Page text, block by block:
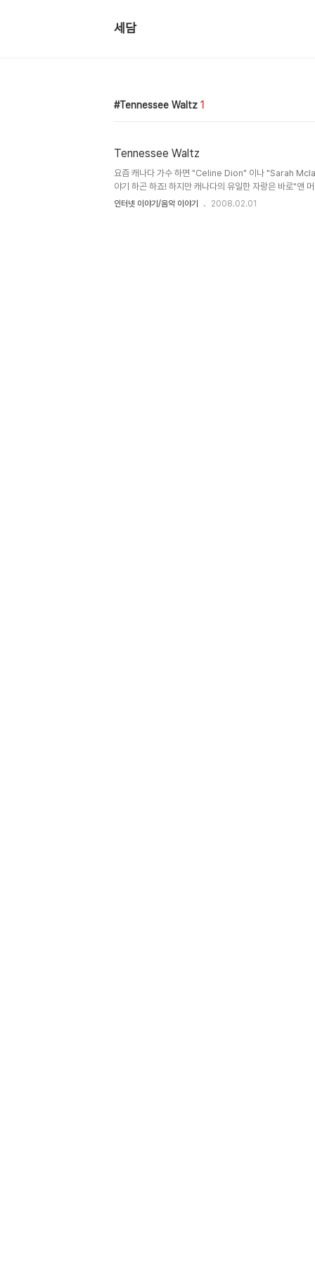
세담
Tennessee Waltz 1
Tennessee Waltz
요즘 캐나다 가수 하면 "Celine Dion" 이나 "Sarah
야기 하곤 하죠! 하지만 캐나다의 유일한 자랑은 바로"앤
Murray"가 아닌가 생각됩니다. 그녀는 캐나다의 전설이자
인터넷 이야기/음악 이야기 2008.02.01